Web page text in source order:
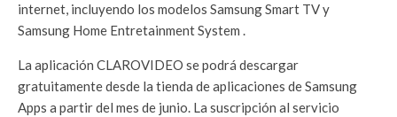
internet, incluyendo los modelos Samsung Smart TV y
Samsung Home Entretainment System .
La aplicación CLAROVIDEO se podrá descargar
gratuitamente desde la tienda de aplicaciones de Samsung
Apps a partir del mes de junio. La suscripción al servicio